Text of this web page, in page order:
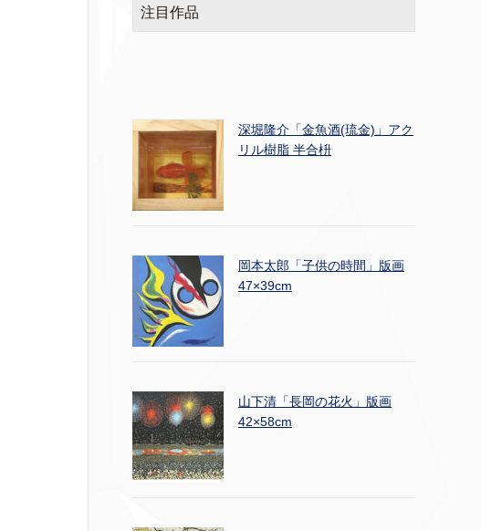
注目作品
深堀隆介「金魚酒(琉金)」アク
リル樹脂 半合枡
岡本太郎「子供の時間」版画
47×39cm
山下清「長岡の花火」版画
42×58cm